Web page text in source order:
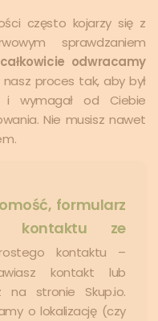
często kojarzy się z
sprawdzaniem
odwracamy
nasz proces tak, aby był
i wymagał od Ciebie
Nie musisz nawet
formularz
kontaktu ze
kontaktu –
kontakt lub
na stronie Skup.io.
o lokalizację (czy